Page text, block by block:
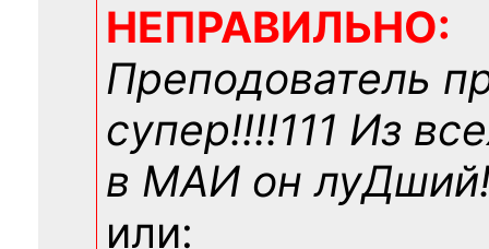
НЕПРАВИЛЬНО:
Преподователь
супер!!!!111 Из
в МАИ он
или: